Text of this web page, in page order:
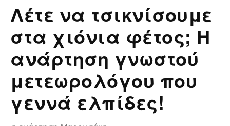
Λέτε να τσικνίσουμε
στα χιόνια φέτος; Η
ανάρτηση γνωστού
μετεωρολόγου που
γεννά ελπίδες!